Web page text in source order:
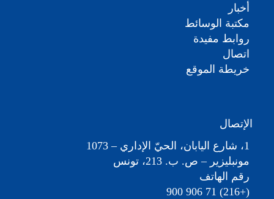
أخبار
مكتبة الوسائط
روابط مفيدة
اتصال
خريطة الموقع
الإتصال
1، شارع اليابان، الحيّ الإداري – 1073
مونبليزير – ص. ب. 213، تونس
رقم الهاتف
(+216) 71 906 900